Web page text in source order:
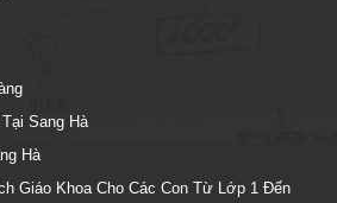
Sang Hà
Hà
Giáo Khoa Cho Các Con Từ Lớp 1 Đến